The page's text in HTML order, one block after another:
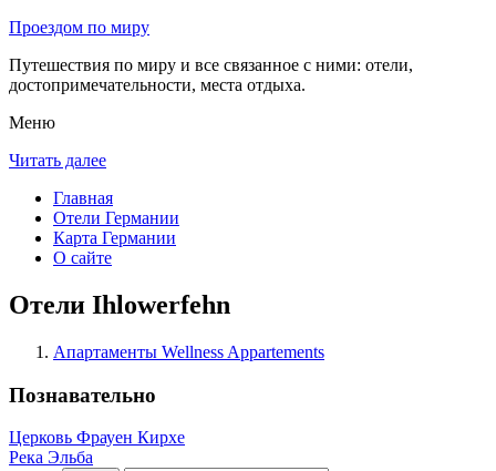
Проездом по миру
Путешествия по миру и все связанное с ними: отели,
достопримечательности, места отдыха.
Меню
Читать далее
Главная
Отели Германии
Карта Германии
О сайте
Отели Ihlowerfehn
Апартаменты Wellness Appartements
Познавательно
Церковь Фрауен Кирхе
Река Эльба